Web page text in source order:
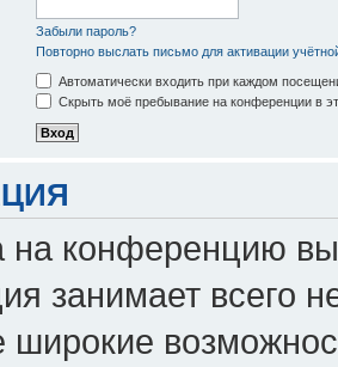
Забыли пароль?
Повторно выслать письмо для активации
Автоматически входить при каждом
Скрыть моё пребывание на конференции в
на конференцию
занимает всего
широкие